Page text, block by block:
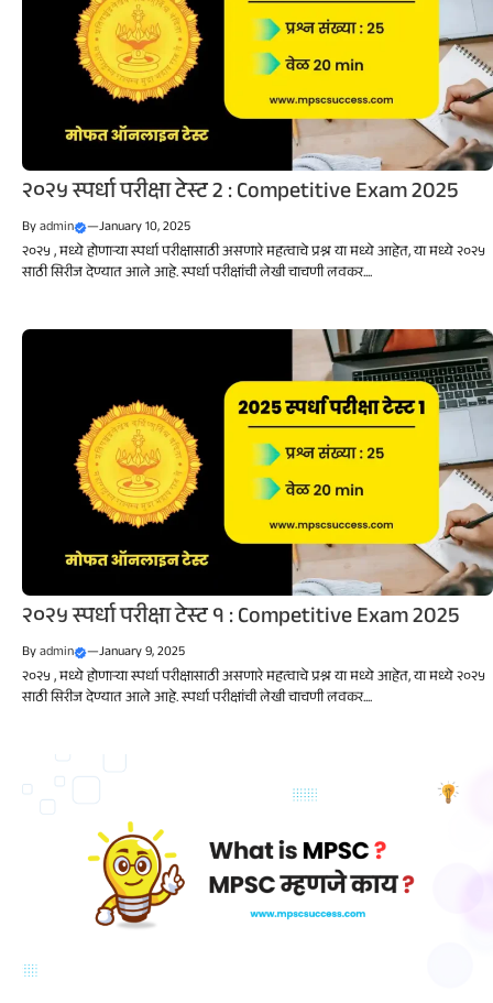
२०२५ स्पर्धा परीक्षा टेस्ट 2 : Competitive Exam 2025
Byadmin —January 10, 2025
२०२५ , मध्ये होणाऱ्या स्पर्धा परीक्षासाठी असणारे महत्वाचे प्रश्न या मध्ये आहेत, या मध्ये २०२५
साठी सिरीज देण्यात आले आहे. स्पर्धा परीक्षांची लेखी चाचणी लवकर....
२०२५ स्पर्धा परीक्षा टेस्ट १ : Competitive Exam 2025
Byadmin —January 9, 2025
२०२५ , मध्ये होणाऱ्या स्पर्धा परीक्षासाठी असणारे महत्वाचे प्रश्न या मध्ये आहेत, या मध्ये २०२५
साठी सिरीज देण्यात आले आहे. स्पर्धा परीक्षांची लेखी चाचणी लवकर....